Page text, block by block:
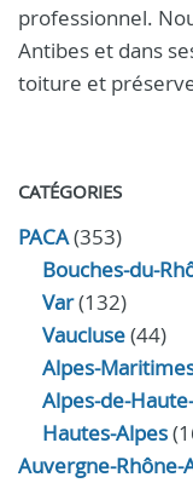
professionnel.
Antibes et dans
toiture et
CATÉGORIES
PACA(353)
Bouches-du-
Var(132)
Vaucluse(44)
Alpes-
Alpes-de-
Hautes-Alpes
Auvergne-Rhône-